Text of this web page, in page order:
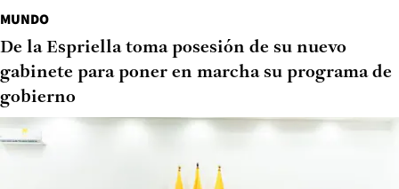
MUNDO
De la Espriella toma posesión de su nuevo
gabinete para poner en marcha su programa de
gobierno